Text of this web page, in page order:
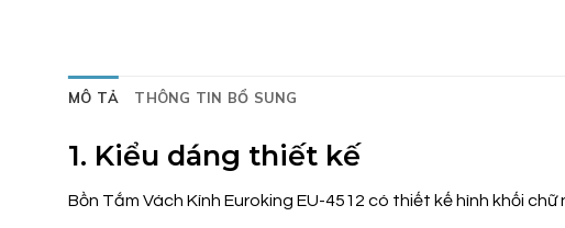
MÔ TẢ THÔNG TIN BỔ SUNG
1. Kiểu dáng thiết kế
Bồn Tắm Vách Kính Euroking EU-4512 có thiết kế hình khối